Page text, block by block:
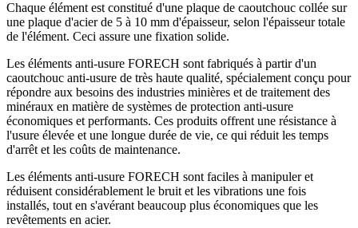
Chaque élément est constitué d'une plaque de caoutchouc collée sur
une plaque d'acier de 5 à 10 mm d'épaisseur, selon l'épaisseur totale
de l'élément. Ceci assure une fixation solide.
Les éléments anti-usure FORECH sont fabriqués à partir d'un
caoutchouc anti-usure de très haute qualité, spécialement conçu pour
répondre aux besoins des industries minières et de traitement des
minéraux en matière de systèmes de protection anti-usure
économiques et performants. Ces produits offrent une résistance à
l'usure élevée et une longue durée de vie, ce qui réduit les temps
d'arrêt et les coûts de maintenance.
Les éléments anti-usure FORECH sont faciles à manipuler et
réduisent considérablement le bruit et les vibrations une fois
installés, tout en s'avérant beaucoup plus économiques que les
revêtements en acier.